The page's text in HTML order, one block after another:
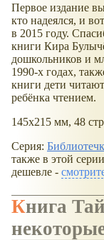
Первое издание
кто надеялся, и
в 2015 году.
книги Кира
дошкольников и
1990-х годах,
книги дети
ребёнка чтением.
145х215 мм, 48
Серия:
также в этой
дешевле -
Книга Тайна третьей планеты,